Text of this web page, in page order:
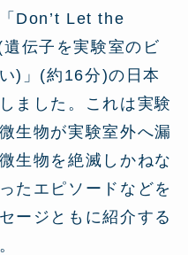
Don’t Let the
伝子を実験室のビ
)」(約16分)の日本
ました。これは実験
生物が実験室外へ漏
生物を絶滅しかねな
たエピソードなどを
ージともに紹介する